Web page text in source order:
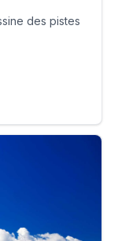
des pistes